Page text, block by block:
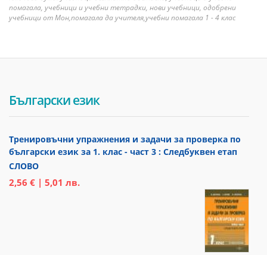
помагала, учебници и учебни тетрадки, нови учебници, одобрени
учебници от Мон,помагала да учителя,учебни помагала 1 - 4 клас
Български език
Тренировъчни упражнения и задачи за проверка по
български език за 1. клас - част 3 : Следбуквен етап
СЛОВО
2,56 € | 5,01 лв.